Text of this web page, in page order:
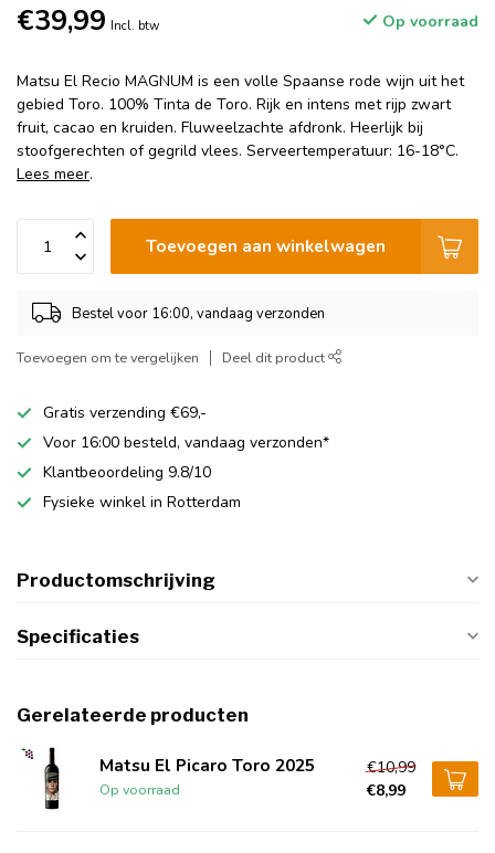
€39,99 Incl. btw Op voorraad
Matsu El Recio MAGNUM is een volle Spaanse rode wijn uit het
gebied Toro. 100% Tinta de Toro. Rijk en intens met rijp zwart
fruit, cacao en kruiden. Fluweelzachte afdronk. Heerlijk bij
stoofgerechten of gegrild vlees. Serveertemperatuur: 16-18°C.
Lees meer.
Toevoegen aan winkelwagen
Bestel voor 16:00, vandaag verzonden
Toevoegen om te vergelijken Deel dit product
Gratis verzending €69,-
Voor 16:00 besteld, vandaag verzonden*
Klantbeoordeling 9.8/10
Fysieke winkel in Rotterdam
Productomschrijving
Specificaties
Gerelateerde producten
Matsu El Picaro Toro 2025
Op voorraad
€10,99
€8,99